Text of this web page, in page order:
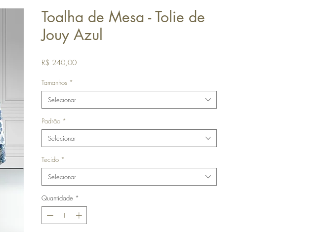
Toalha de Mesa - Tolie de
Jouy Azul
R$ 240,00Preço
Tamanhos *
Selecionar
Padrão *
Selecionar
Tecido *
Selecionar
Quantidade *